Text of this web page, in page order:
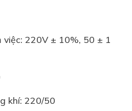
220V ± 10%, 50 ± 1
khí: 220/50